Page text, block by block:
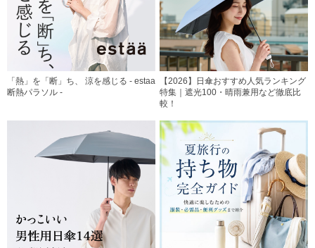
「熱」を「断」ち、 涼を感じる - estaa
断熱パラソル -
【2026】日傘おすすめ人気ランキング
特集｜遮光100・晴雨兼用など徹底比
較！